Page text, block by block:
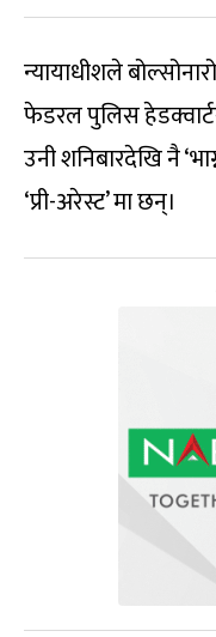
न्यायाधीशले
फेडरल पुलिस
उनी शनिबारदेखि नै
‘प्री-अरेस्ट’ मा छन्।